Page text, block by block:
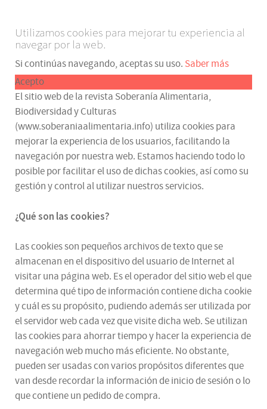
Utilizamos cookies para mejorar tu experiencia al
navegar por la web.
Si continúas navegando, aceptas su uso. Saber más
Acepto
El sitio web de la revista Soberanía Alimentaria,
Biodiversidad y Culturas
(www.soberaniaalimentaria.info) utiliza cookies para
mejorar la experiencia de los usuarios, facilitando la
navegación por nuestra web. Estamos haciendo todo lo
posible por facilitar el uso de dichas cookies, así como su
gestión y control al utilizar nuestros servicios.
¿Qué son las cookies?
Las cookies son pequeños archivos de texto que se
almacenan en el dispositivo del usuario de Internet al
visitar una página web. Es el operador del sitio web el que
determina qué tipo de información contiene dicha cookie
y cuál es su propósito, pudiendo además ser utilizada por
el servidor web cada vez que visite dicha web. Se utilizan
las cookies para ahorrar tiempo y hacer la experiencia de
navegación web mucho más eficiente. No obstante,
pueden ser usadas con varios propósitos diferentes que
van desde recordar la información de inicio de sesión o lo
que contiene un pedido de compra.